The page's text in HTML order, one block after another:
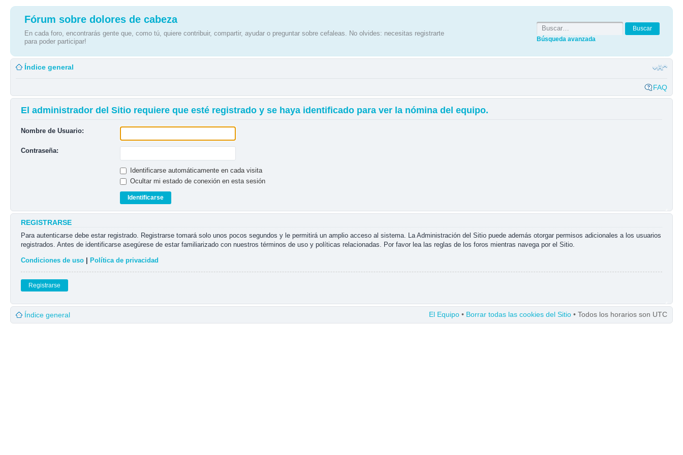
Fórum sobre dolores de cabeza
En cada foro, encontrarás gente que, como tú, quiere contribuir, compartir, ayudar o preguntar sobre cefaleas. No olvides: necesitas registrarte
para poder participar!
Búsqueda avanzada
Índice general
FAQ
El administrador del Sitio requiere que esté registrado y se haya identificado para ver la nómina del equipo.
Nombre de Usuario:
Contraseña:
Identificarse automáticamente en cada visita
Ocultar mi estado de conexión en esta sesión
REGISTRARSE
Para autenticarse debe estar registrado. Registrarse tomará solo unos pocos segundos y le permitirá un amplio acceso al sistema. La Administración del Sitio puede además otorgar permisos adicionales a los usuarios
registrados. Antes de identificarse asegúrese de estar familiarizado con nuestros términos de uso y políticas relacionadas. Por favor lea las reglas de los foros mientras navega por el Sitio.
Condiciones de uso Política de privacidad
Registrarse
Índice general El Equipo • Borrar todas las cookies del Sitio • Todos los horarios son UTC